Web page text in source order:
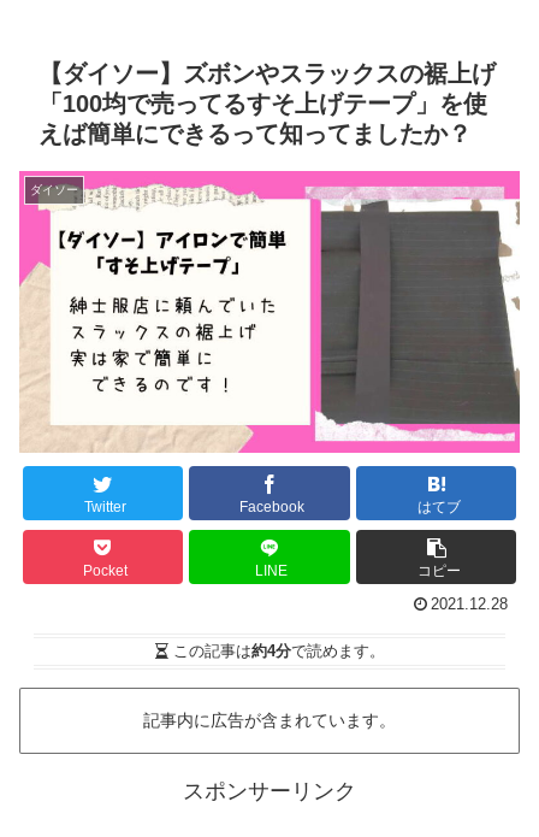
【ダイソー】ズボンやスラックスの裾上げ
「100均で売ってるすそ上げテープ」を使
えば簡単にできるって知ってましたか？
ダイソー
Twitter Facebook はてブ
Pocket LINE コピー
2021.12.28
この記事は約4分で読めます。
記事内に広告が含まれています。
スポンサーリンク